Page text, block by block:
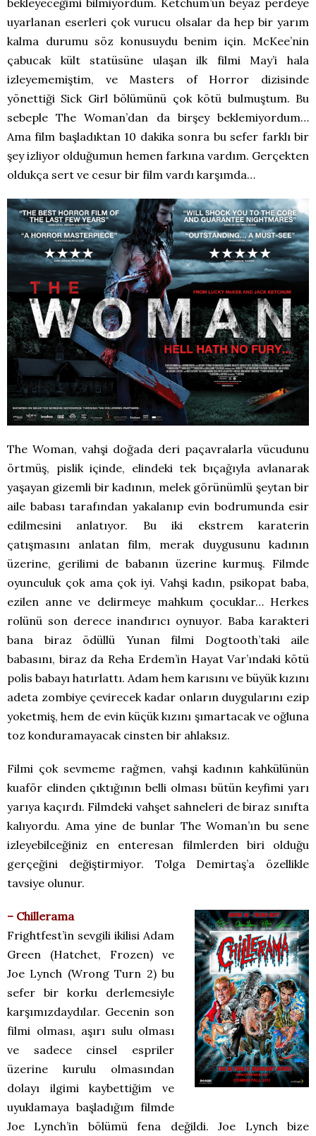
uyarlanan eserleri çok vurucu olsalar da hep bir yarım
kalma durumu söz konusuydu benim için. McKee’nin
çabucak kült statüsüne ulaşan ilk filmi May’i hala
izleyememiştim, ve Masters of Horror dizisinde
yönettiği Sick Girl bölümünü çok kötü bulmuştum. Bu
sebeple The Woman’dan da birşey beklemiyordum…
Ama film başladıktan 10 dakika sonra bu sefer farklı bir
şey izliyor olduğumun hemen farkına vardım. Gerçekten
oldukça sert ve cesur bir film vardı karşımda…
The Woman, vahşi doğada deri paçavralarla vücudunu
örtmüş, pislik içinde, elindeki tek bıçağıyla avlanarak
yaşayan gizemli bir kadının, melek görünümlü şeytan bir
aile babası tarafından yakalanıp evin bodrumunda esir
edilmesini anlatıyor. Bu iki ekstrem karaterin
çatışmasını anlatan film, merak duygusunu kadının
üzerine, gerilimi de babanın üzerine kurmuş. Filmde
oyunculuk çok ama çok iyi. Vahşi kadın, psikopat baba,
ezilen anne ve delirmeye mahkum çocuklar… Herkes
rolünü son derece inandırıcı oynuyor. Baba karakteri
bana biraz ödüllü Yunan filmi Dogtooth’taki aile
babasını, biraz da Reha Erdem’in Hayat Var’ındaki kötü
polis babayı hatırlattı. Adam hem karısını ve büyük kızını
adeta zombiye çevirecek kadar onların duygularını ezip
yoketmiş, hem de evin küçük kızını şımartacak ve oğluna
toz konduramayacak cinsten bir ahlaksız.
Filmi çok sevmeme rağmen, vahşi kadının kahkülünün
kuaför elinden çıktığının belli olması bütün keyfimi yarı
yarıya kaçırdı. Filmdeki vahşet sahneleri de biraz sınıfta
kalıyordu. Ama yine de bunlar The Woman’ın bu sene
izleyebilceğiniz en enteresan filmlerden biri olduğu
gerçeğini değiştirmiyor. Tolga Demirtaş’a özellikle
tavsiye olunur.
– Chillerama
Frightfest’in sevgili ikilisi Adam
Green (Hatchet, Frozen) ve
Joe Lynch (Wrong Turn 2) bu
sefer bir korku derlemesiyle
karşımızdaydılar. Gecenin son
filmi olması, aşırı sulu olması
ve sadece cinsel espriler
üzerine kurulu olmasından
dolayı ilgimi kaybettiğim ve
uyuklamaya başladığım filmde
Joe Lynch’in bölümü fena değildi. Joe Lynch bize